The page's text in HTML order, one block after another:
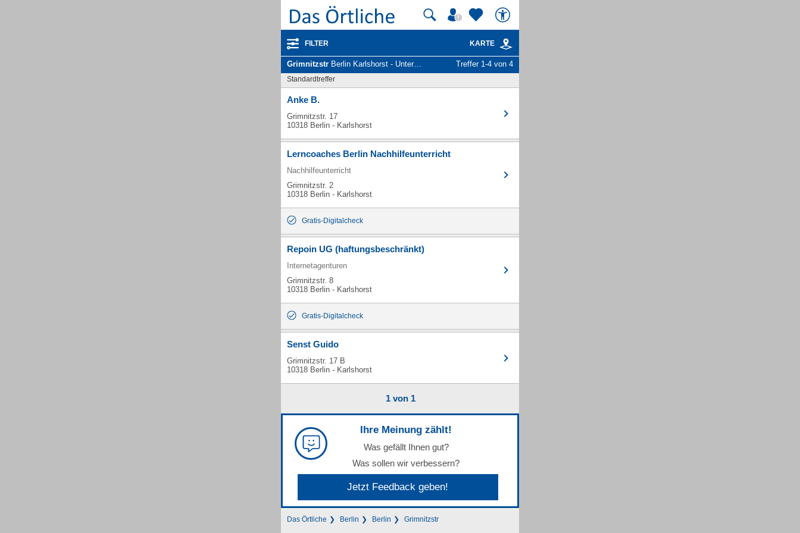
FILTER KARTE
Grimnitzstr Berlin Karlshorst - Unternehmen und Personen Treffer 1-4 von 4
Standardtreffer
Anke B.
Grimnitzstr. 17
10318 Berlin - Karlshorst
Lerncoaches Berlin Nachhilfeunterricht
Nachhilfeunterricht
Grimnitzstr. 2
10318 Berlin - Karlshorst
Gratis-Digitalcheck
Repoin UG (haftungsbeschränkt)
Internetagenturen
Grimnitzstr. 8
10318 Berlin - Karlshorst
Gratis-Digitalcheck
Senst Guido
Grimnitzstr. 17 B
10318 Berlin - Karlshorst
1 von 1
Ihre Meinung zählt!
Was gefällt Ihnen gut?
Was sollen wir verbessern?
Jetzt Feedback geben!
Das Örtliche Berlin Berlin Grimnitzstr